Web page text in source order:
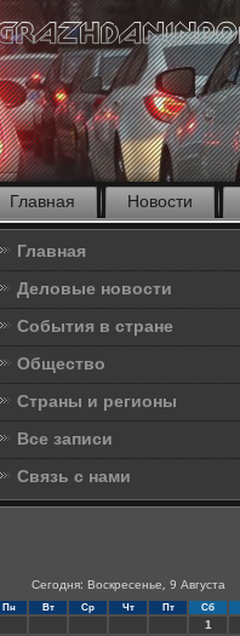
Главная Новости
Главная
Деловые новости
События в стране
Общество
Страны и регионы
Все записи
Связь с нами
Сегодня: Воскресенье, 9 Августа
Пн Вт Ср Чт Пт Сб
1